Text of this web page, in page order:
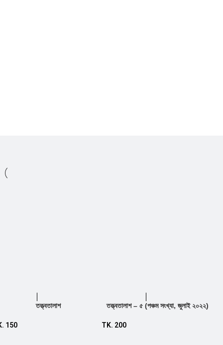
Add to cart
তত্ত্বতালাশ
150
Add to cart
তত্ত্বতালাশ – ৫ (পঞ্চম সংখ্যা, জুলাই ২০২২)
TK. 200